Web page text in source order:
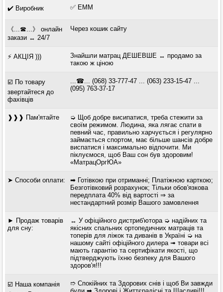
✔️ Виробник ✅ ЕММ
《...☎...》 онлайн
закази ↔ 24/7
Через кошик сайту
⚡ АКЦІЯ )))
Знайшли матрац ДЕШЕВШЕ ↔ продамо за
такою ж ціною
☑️ По товару
звертайтеся до
фахівців
...☎... (068) 33-777-47 ... (063) 233-15-47 ...
(095) 763-37-17
❱❱❱ Пам'ятайте
➭ Щоб добре висипатися, треба стежити за
своїм режимом. Людина, яка лягає спати в
певний час, правильно харчується і регулярно
займається спортом, має більше шансів добре
виспатися і максимально відпочити. Ми
піклуємося, щоб Ваш сон був здоровим!
«МатрацОргЮА»
➤ Способи оплати:
➡ Готівкою при отриманні; Платіжною карткою;
Безготівковий розрахунок; Тільки обов'язкова
передплата 40% від вартості ⇒ за
нестандартний розмір Вашого замовлення
► Продаж товарів
для сну:
↔ У офіційного дистриб'ютора ➭ надійних та
якісних спальних ортопедичних матраців та
топерів для ліжок та диванів в Україні ➭ на
нашому сайті офіційного дилера ➟ товари всі
мають гарантію та сертифікати якості, що
підтверджують їхню безпеку для Вашого
здоров'я!!!
☑️ Наша компанія
➱ Спокійних та Здорових снів і щоб Ви завжди